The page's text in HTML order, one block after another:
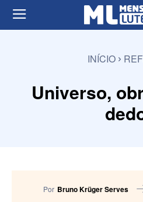
INÍCIO
Universo,
Por Bruno Krüger Serves